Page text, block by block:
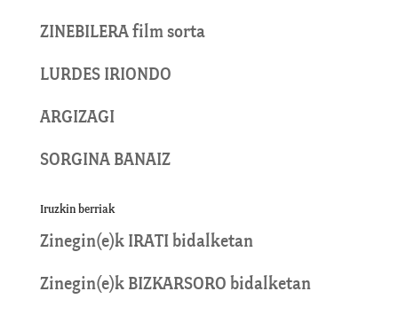
ZINEBILERA film sorta
LURDES IRIONDO
ARGIZAGI
SORGINA BANAIZ
Iruzkin berriak
Zinegin(e)k IRATI bidalketan
Zinegin(e)k BIZKARSORO bidalketan